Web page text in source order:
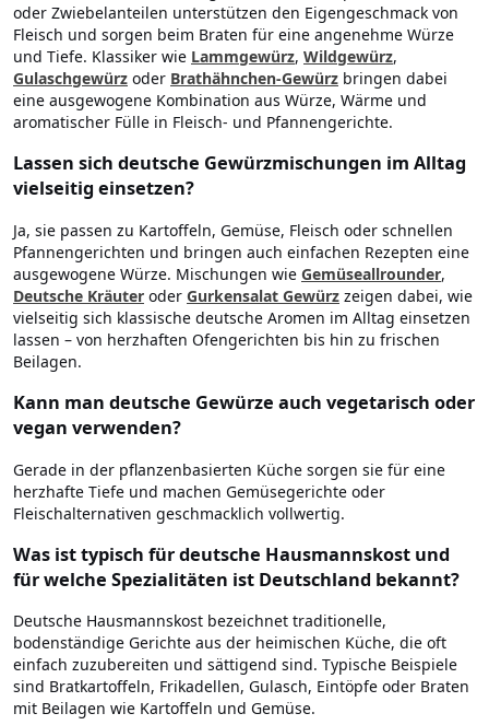
oder Zwiebelanteilen unterstützen den Eigengeschmack von
Fleisch und sorgen beim Braten für eine angenehme Würze
und Tiefe. Klassiker wie Lammgewürz, Wildgewürz,
Gulaschgewürz oder Brathähnchen-Gewürz bringen dabei
eine ausgewogene Kombination aus Würze, Wärme und
aromatischer Fülle in Fleisch- und Pfannengerichte.
Lassen sich deutsche Gewürzmischungen im Alltag
vielseitig einsetzen?
Ja, sie passen zu Kartoffeln, Gemüse, Fleisch oder schnellen
Pfannengerichten und bringen auch einfachen Rezepten eine
ausgewogene Würze. Mischungen wie Gemüseallrounder,
Deutsche Kräuter oder Gurkensalat Gewürz zeigen dabei, wie
vielseitig sich klassische deutsche Aromen im Alltag einsetzen
lassen – von herzhaften Ofengerichten bis hin zu frischen
Beilagen.
Kann man deutsche Gewürze auch vegetarisch oder
vegan verwenden?
Gerade in der pflanzenbasierten Küche sorgen sie für eine
herzhafte Tiefe und machen Gemüsegerichte oder
Fleischalternativen geschmacklich vollwertig.
Was ist typisch für deutsche Hausmannskost und
für welche Spezialitäten ist Deutschland bekannt?
Deutsche Hausmannskost bezeichnet traditionelle,
bodenständige Gerichte aus der heimischen Küche, die oft
einfach zuzubereiten und sättigend sind. Typische Beispiele
sind Bratkartoffeln, Frikadellen, Gulasch, Eintöpfe oder Braten
mit Beilagen wie Kartoffeln und Gemüse.